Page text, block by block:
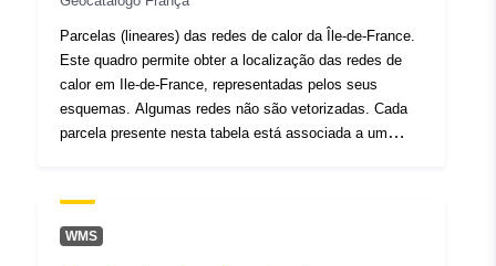
Parcelas (lineares) das redes de calor da Île-de-France.
Este quadro permite obter a localização das redes de
calor em Ile-de-France, representadas pelos seus
esquemas. Algumas redes não são vetorizadas. Cada
parcela presente nesta tabela está associada a um
WMS